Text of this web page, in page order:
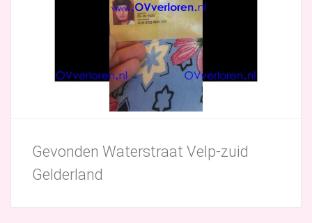
Gevonden Waterstraat Velp-zuid
Gelderland